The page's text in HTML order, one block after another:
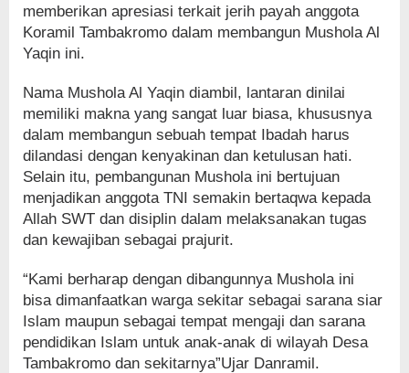
memberikan apresiasi terkait jerih payah anggota
Koramil Tambakromo dalam membangun Mushola Al
Yaqin ini.
Nama Mushola Al Yaqin diambil, lantaran dinilai
memiliki makna yang sangat luar biasa, khususnya
dalam membangun sebuah tempat Ibadah harus
dilandasi dengan kenyakinan dan ketulusan hati.
Selain itu, pembangunan Mushola ini bertujuan
menjadikan anggota TNI semakin bertaqwa kepada
Allah SWT dan disiplin dalam melaksanakan tugas
dan kewajiban sebagai prajurit.
“Kami berharap dengan dibangunnya Mushola ini
bisa dimanfaatkan warga sekitar sebagai sarana siar
Islam maupun sebagai tempat mengaji dan sarana
pendidikan Islam untuk anak-anak di wilayah Desa
Tambakromo dan sekitarnya”Ujar Danramil.